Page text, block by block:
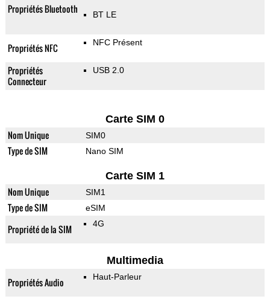
Propriétés Bluetooth BT LE
Propriétés NFC NFC Présent
Propriétés
Connecteur
USB 2.0
Carte SIM 0
Nom Unique SIM0
Type de SIM Nano SIM
Carte SIM 1
Nom Unique SIM1
Type de SIM eSIM
Propriété de la SIM 4G
Multimedia
Propriétés Audio Haut-Parleur